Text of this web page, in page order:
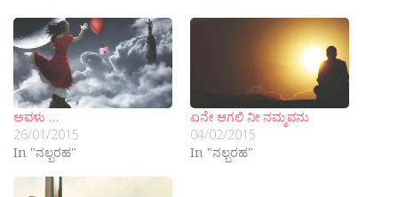
ಅವಳು …
26/01/2015
In "ನಲ್ಬರಹ"
ಏನೇ ಆಗಲಿ ನೀ ನಮ್ಮವನು
04/02/2015
In "ನಲ್ಬರಹ"